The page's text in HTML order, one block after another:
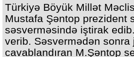
Türkiyə Böyük Millət
Mustafa Şəntop prezident
səsverməsində iştirak
verib. Səsvermədən sonra
cavablandıran M.Şəntop